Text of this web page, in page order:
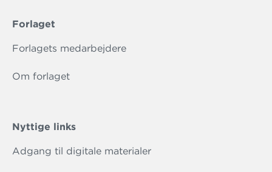
Forlaget
Forlagets medarbejdere
Om forlaget
Nyttige links
Adgang til digitale materialer